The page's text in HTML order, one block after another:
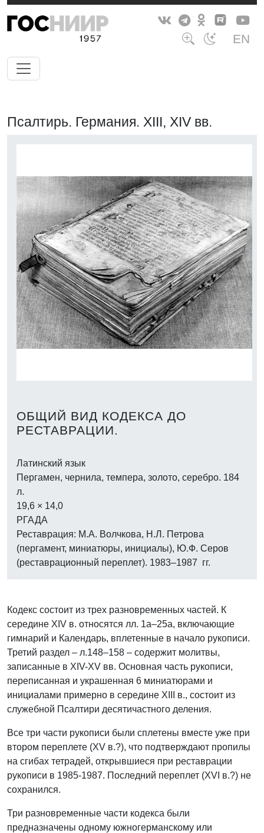
EN
Псалтирь. Германия. XIII, XIV вв.
ОБЩИЙ ВИД КОДЕКСА ДО
РЕСТАВРАЦИИ.
Латинский язык
Пергамен, чернила, темпера, золото, серебро. 184
л.
19,6 × 14,0
РГАДА
Реставрация: М.А. Волчкова, Н.Л. Петрова
(пергамент, миниатюры, инициалы), Ю.Ф. Серов
(реставрационный переплет). 1983–1987 гг.
Кодекс состоит из трех разновременных частей. К
середине XIV в. относятся лл. 1а–25а, включающие
гимнарий и Календарь, вплетенные в начало рукописи.
Третий раздел – л.148–158 – содержит молитвы,
записанные в XIV-XV вв. Основная часть рукописи,
переписанная и украшенная 6 миниатюрами и
инициалами примерно в середине XIII в., состоит из
служебной Псалтири десятичастного деления.
Все три части рукописи были сплетены вместе уже при
втором переплете (XV в.?), что подтверждают пропилы
на сгибах тетрадей, открывшиеся при реставрации
рукописи в 1985-1987. Последний переплет (XVI в.?) не
сохранился.
Три разновременные части кодекса были
предназначены одному южногерманскому или